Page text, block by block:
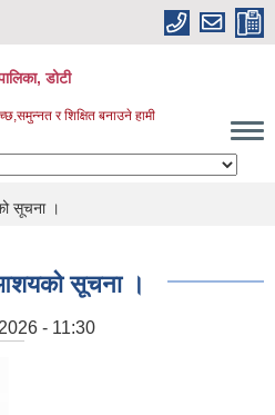
डोटी
र शिक्षित बनाउने हामी
सूचना ।
सूचना ।
- 11:30